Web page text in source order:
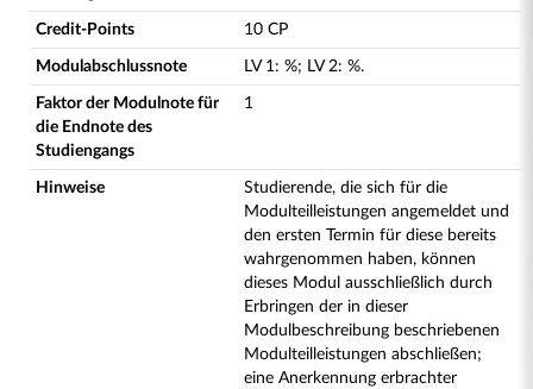
Credit-Points 10 CP
Modulabschlussnote LV 1: %; LV 2: %.
Faktor der Modulnote für
die Endnote des
Studiengangs
1
Hinweise
Studierende, die sich für die
Modulteilleistungen angemeldet und
den ersten Termin für diese bereits
wahrgenommen haben, können
dieses Modul ausschließlich durch
Erbringen der in dieser
Modulbeschreibung beschriebenen
Modulteilleistungen abschließen;
eine Anerkennung erbrachter